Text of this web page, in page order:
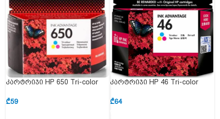
კარტრიჯი HP 650 Tri-color
₾59
კარტრიჯი HP 46 Tri-color
₾64